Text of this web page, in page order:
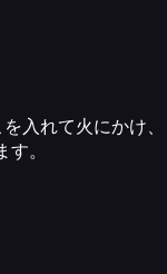
入れて火にかけ、
。